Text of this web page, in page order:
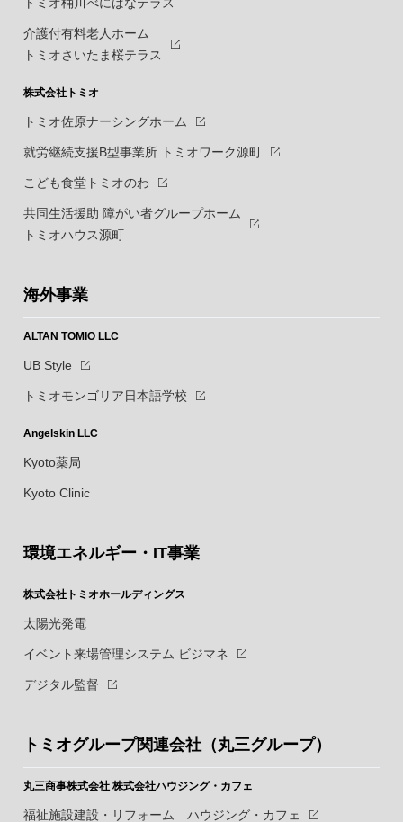
介護付有料老人ホーム
トミオさいたま桜テラス
株式会社トミオ
トミオ佐原ナーシングホーム
就労継続支援B型事業所 トミオワーク源町
こども食堂トミオのわ
共同生活援助 障がい者グループホーム
トミオハウス源町
海外事業
ALTAN TOMIO LLC
UB Style
トミオモンゴリア日本語学校
Angelskin LLC
Kyoto薬局
Kyoto Clinic
環境エネルギー・IT事業
株式会社トミオホールディングス
太陽光発電
イベント来場管理システム ビジマネ
デジタル監督
トミオグループ関連会社（丸三グループ）
丸三商事株式会社 株式会社ハウジング・カフェ
福祉施設建設・リフォーム ハウジング・カフェ